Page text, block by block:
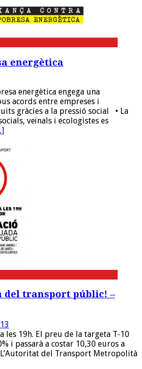
energètica
energètica engega una
acords entre empreses i
gràcies a la pressió social • La
veïnals i ecologistes es
del transport públic! –
les 19h. El preu de la targeta T-10
i passarà a costar 10,30 euros a
del Transport Metropolità